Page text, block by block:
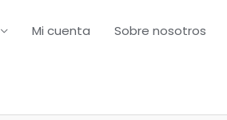
Mi cuenta Sobre nosotros